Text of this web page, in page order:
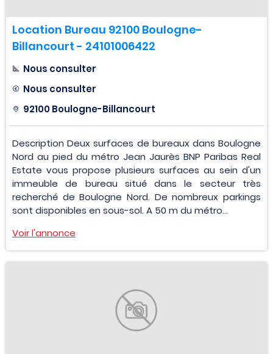
Location Bureau 92100 Boulogne-
Billancourt - 24101006422
Nous consulter
Nous consulter
92100 Boulogne-Billancourt
Description Deux surfaces de bureaux dans Boulogne
Nord au pied du métro Jean Jaurès BNP Paribas Real
Estate vous propose plusieurs surfaces au sein d'un
immeuble de bureau situé dans le secteur très
recherché de Boulogne Nord. De nombreux parkings
sont disponibles en sous-sol. A 50 m du métro...
Voir l'annonce